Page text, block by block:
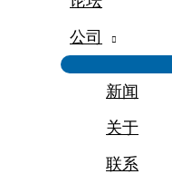
公司
新闻
关于
联系